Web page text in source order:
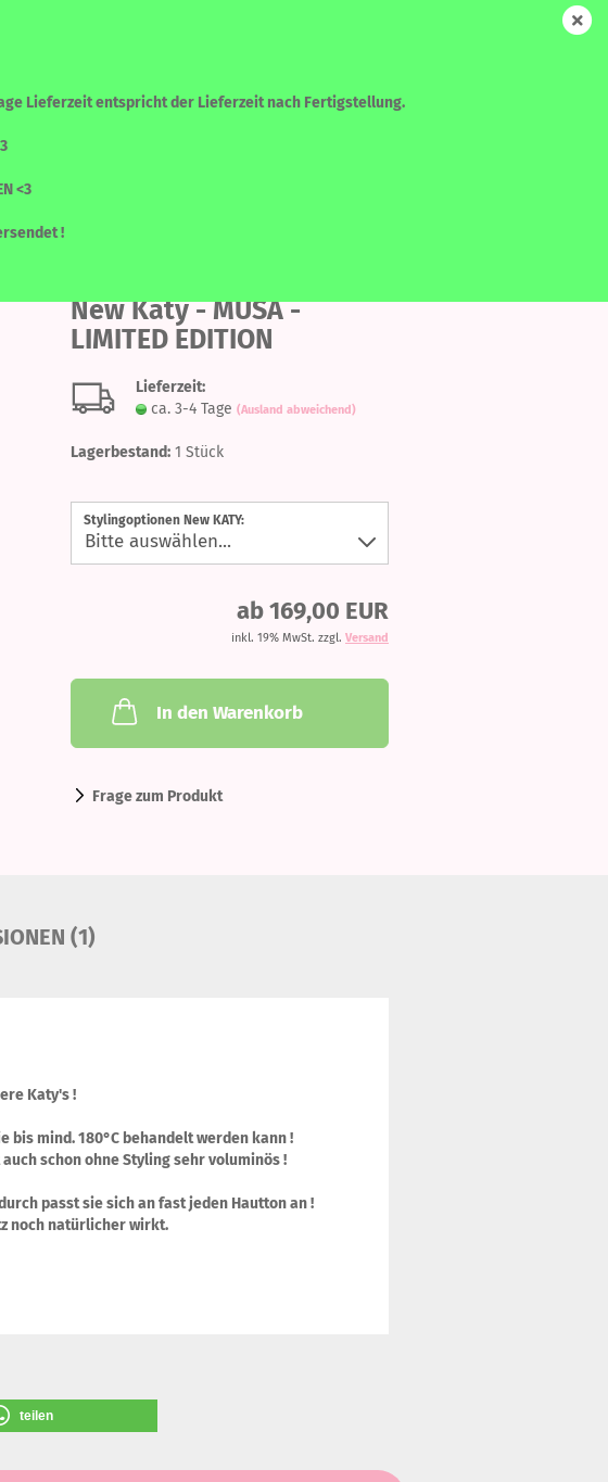
Mail
erstellen
0,00 EUR
Lieferzeit entspricht der Lieferzeit nach Fertigstellung.
<3
!
WIMPERN
den
New Katy - MUSA -
LIMITED EDITION
Lieferzeit:
ca. 3-4 Tage (Ausland abweichend)
Lagerbestand: 1 Stück
Stylingoptionen New KATY:
ab 169,00 EUR
inkl. 19% MwSt. zzgl. Versand
In den Warenkorb
Frage zum Produkt
(1)
Katy's !
bis mind. 180°C behandelt werden kann !
schon ohne Styling sehr voluminös !
passt sie sich an fast jeden Hautton an !
noch natürlicher wirkt.
teilen